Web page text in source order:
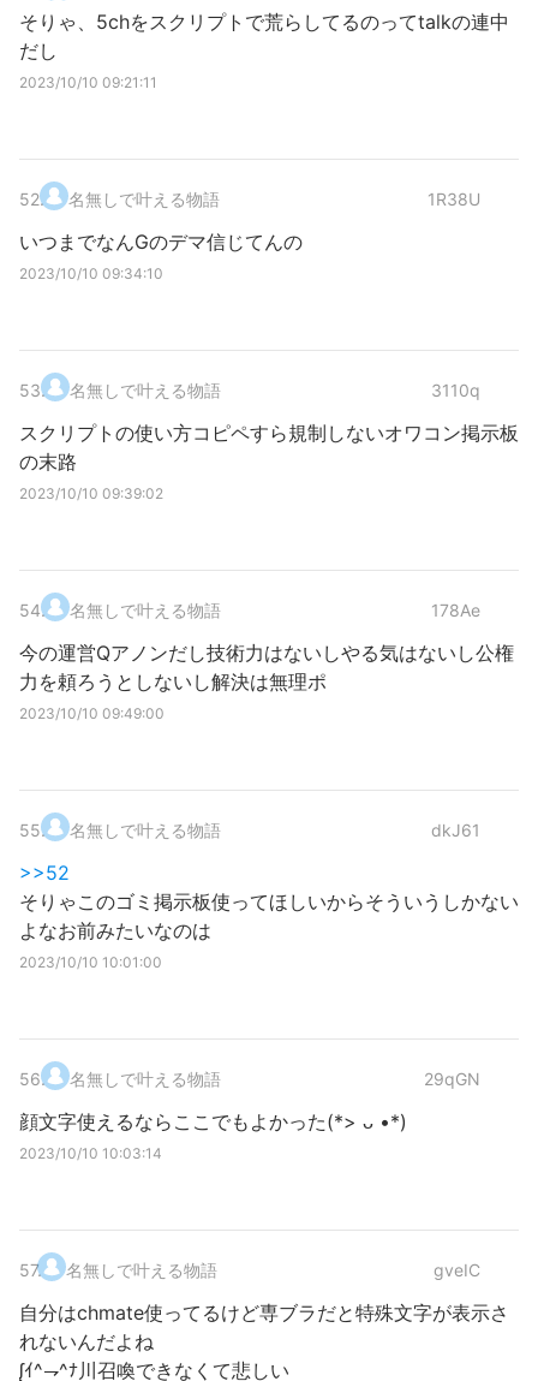
そりゃ、5chをスクリプトで荒らしてるのってtalkの連中
だし
2023/10/10 09:21:11
52. 名無しで叶える物語 1R38U
いつまでなんGのデマ信じてんの
2023/10/10 09:34:10
53. 名無しで叶える物語 3110q
スクリプトの使い方コピペすら規制しないオワコン掲示板
の末路
2023/10/10 09:39:02
54. 名無しで叶える物語 178Ae
今の運営Qアノンだし技術力はないしやる気はないし公権
力を頼ろうとしないし解決は無理ポ
2023/10/10 09:49:00
55. 名無しで叶える物語 dkJ61
>>52
そりゃこのゴミ掲示板使ってほしいからそういうしかない
よなお前みたいなのは
2023/10/10 10:01:00
56. 名無しで叶える物語 29qGN
顔文字使えるならここでもよかった(*> ᴗ •*)ゞ
2023/10/10 10:03:14
57. 名無しで叶える物語 gveIC
自分はchmate使ってるけど専ブラだと特殊文字が表示さ
れないんだよね
ᶘｲ^⇁^ﾅ川召喚できなくて悲しい